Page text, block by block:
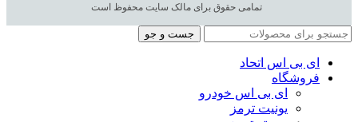
تمامی حقوق برای مالک سایت محفوظ است
جست و جو
ای بی اس اتحاد
فروشگاه
ای بی اس خودرو
یونیت ترمز